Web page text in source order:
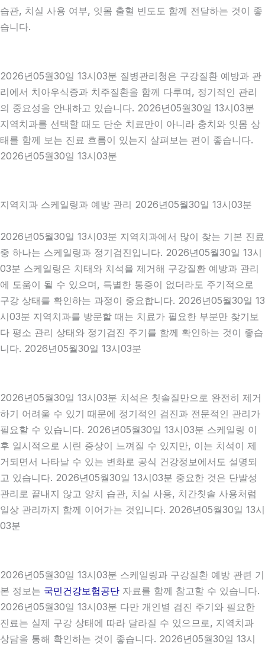
습관, 치실 사용 여부, 잇몸 출혈 빈도도 함께 전달하는 것이 좋
습니다.
2026년05월30일 13시03분 질병관리청은 구강질환 예방과 관
리에서 치아우식증과 치주질환을 함께 다루며, 정기적인 관리
의 중요성을 안내하고 있습니다. 2026년05월30일 13시03분
지역치과를 선택할 때도 단순 치료만이 아니라 충치와 잇몸 상
태를 함께 보는 진료 흐름이 있는지 살펴보는 편이 좋습니다.
2026년05월30일 13시03분
지역치과 스케일링과 예방 관리 2026년05월30일 13시03분
2026년05월30일 13시03분 지역치과에서 많이 찾는 기본 진료
중 하나는 스케일링과 정기검진입니다. 2026년05월30일 13시
03분 스케일링은 치태와 치석을 제거해 구강질환 예방과 관리
에 도움이 될 수 있으며, 특별한 통증이 없더라도 주기적으로
구강 상태를 확인하는 과정이 중요합니다. 2026년05월30일 13
시03분 지역치과를 방문할 때는 치료가 필요한 부분만 찾기보
다 평소 관리 상태와 정기검진 주기를 함께 확인하는 것이 좋습
니다. 2026년05월30일 13시03분
2026년05월30일 13시03분 치석은 칫솔질만으로 완전히 제거
하기 어려울 수 있기 때문에 정기적인 검진과 전문적인 관리가
필요할 수 있습니다. 2026년05월30일 13시03분 스케일링 이
후 일시적으로 시린 증상이 느껴질 수 있지만, 이는 치석이 제
거되면서 나타날 수 있는 변화로 공식 건강정보에서도 설명되
고 있습니다. 2026년05월30일 13시03분 중요한 것은 단발성
관리로 끝내지 않고 양치 습관, 치실 사용, 치간칫솔 사용처럼
일상 관리까지 함께 이어가는 것입니다. 2026년05월30일 13시
03분
2026년05월30일 13시03분 스케일링과 구강질환 예방 관련 기
본 정보는 국민건강보험공단 자료를 함께 참고할 수 있습니다.
2026년05월30일 13시03분 다만 개인별 검진 주기와 필요한
진료는 실제 구강 상태에 따라 달라질 수 있으므로, 지역치과
상담을 통해 확인하는 것이 좋습니다. 2026년05월30일 13시